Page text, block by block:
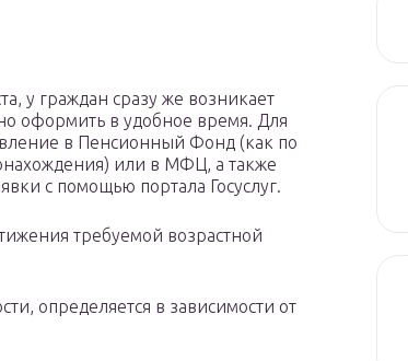
у граждан сразу же возникает
оформить в удобное время. Для
в Пенсионный Фонд (как по
или в МФЦ, а также
с помощью портала Госуслуг.
требуемой возрастной
определяется в зависимости от